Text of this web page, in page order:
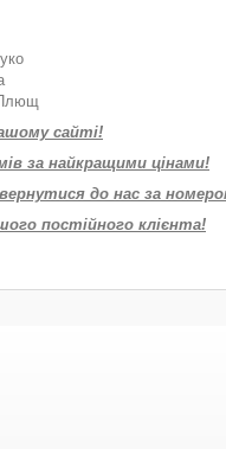
Плющ
сайті!
за найкращими цінами!
до нас за
постійного клієнта!